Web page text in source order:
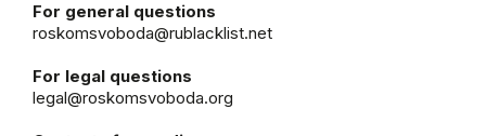
For general questions
roskomsvoboda@rublacklist.net
For legal questions
legal@roskomsvoboda.org